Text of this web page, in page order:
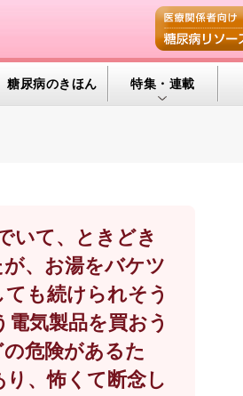
糖尿病のきほん 特集・連載
血糖トレンド
グリコアルブミン
いて、ときどき
、お湯をバケツ
も続けられそう
気製品を買おう
危険があるた
、怖くて断念し